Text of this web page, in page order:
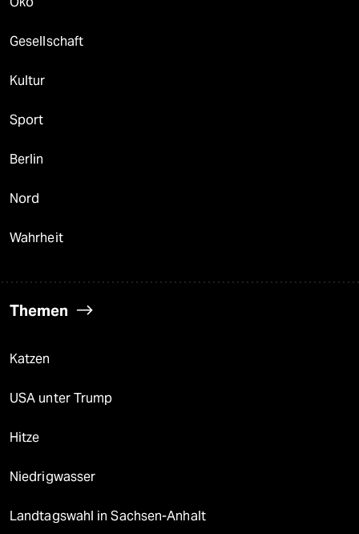
Gesellschaft
Kultur
Sport
Berlin
Nord
Wahrheit
Themen
Katzen
USA unter Trump
Hitze
Niedrigwasser
Landtagswahl in Sachsen-Anhalt